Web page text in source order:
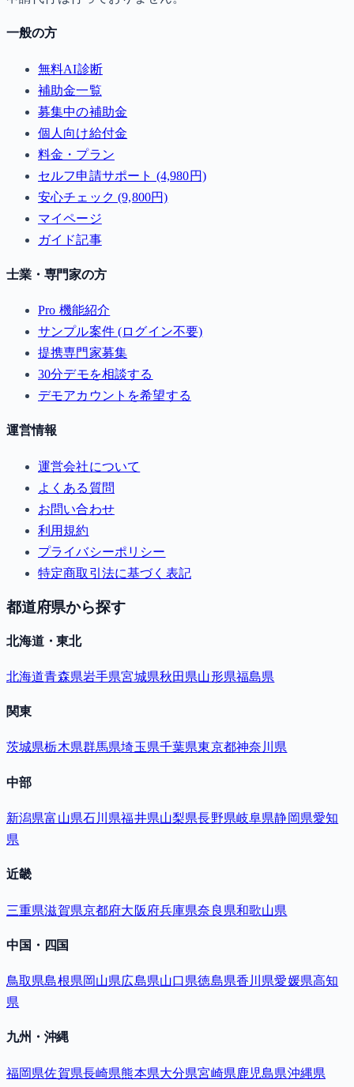
一般の方
無料AI診断
補助金一覧
募集中の補助金
個人向け給付金
料金・プラン
セルフ申請サポート (4,980円)
安心チェック (9,800円)
マイページ
ガイド記事
士業・専門家の方
Pro 機能紹介
サンプル案件 (ログイン不要)
提携専門家募集
30分デモを相談する
デモアカウントを希望する
運営情報
運営会社について
よくある質問
お問い合わせ
利用規約
プライバシーポリシー
特定商取引法に基づく表記
都道府県から探す
北海道・東北
北海道青森県岩手県宮城県秋田県山形県福島県
関東
茨城県栃木県群馬県埼玉県千葉県東京都神奈川県
中部
新潟県富山県石川県福井県山梨県長野県岐阜県静岡県愛知
県
近畿
三重県滋賀県京都府大阪府兵庫県奈良県和歌山県
中国・四国
鳥取県島根県岡山県広島県山口県徳島県香川県愛媛県高知
県
九州・沖縄
福岡県佐賀県長崎県熊本県大分県宮崎県鹿児島県沖縄県